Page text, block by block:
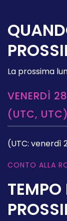
La prossima
VENERDÌ
(UTC, UTC)
(UTC: venerdì
CONTO ALLA